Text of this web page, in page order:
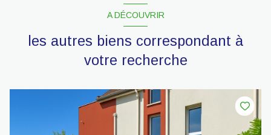
A DÉCOUVRIR
les autres biens correspondant à
votre recherche